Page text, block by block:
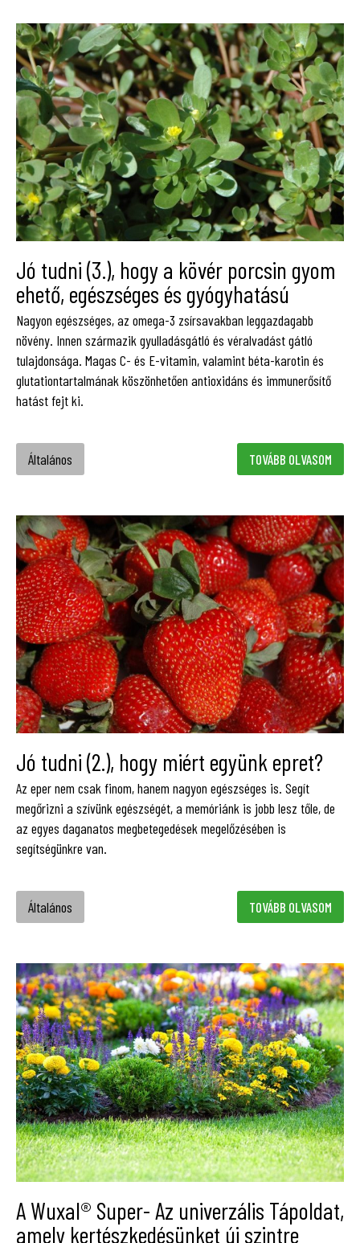
Jó tudni (3.), hogy a kövér porcsin gyom
ehető, egészséges és gyógyhatású
Nagyon egészséges, az omega-3 zsírsavakban leggazdagabb
növény. Innen származik gyulladásgátló és véralvadást gátló
tulajdonsága. Magas C- és E-vitamin, valamint béta-karotin és
glutationtartalmának köszönhetően antioxidáns és immunerősítő
hatást fejt ki.
Általános TOVÁBB OLVASOM
Jó tudni (2.), hogy miért együnk epret?
Az eper nem csak finom, hanem nagyon egészséges is. Segít
megőrizni a szívünk egészségét, a memóriánk is jobb lesz tőle, de
az egyes daganatos megbetegedések megelőzésében is
segítségünkre van.
Általános TOVÁBB OLVASOM
A Wuxal® Super- Az univerzális Tápoldat,
amely kertészkedésünket új szintre